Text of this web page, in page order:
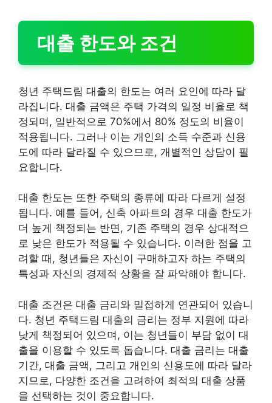
대출 한도와 조건
청년 주택드림 대출의 한도는 여러 요인에 따라 달
라집니다. 대출 금액은 주택 가격의 일정 비율로 책
정되며, 일반적으로 70%에서 80% 정도의 비율이
적용됩니다. 그러나 이는 개인의 소득 수준과 신용
도에 따라 달라질 수 있으므로, 개별적인 상담이 필
요합니다.
대출 한도는 또한 주택의 종류에 따라 다르게 설정
됩니다. 예를 들어, 신축 아파트의 경우 대출 한도가
더 높게 책정되는 반면, 기존 주택의 경우 상대적으
로 낮은 한도가 적용될 수 있습니다. 이러한 점을 고
려할 때, 청년들은 자신이 구매하고자 하는 주택의
특성과 자신의 경제적 상황을 잘 파악해야 합니다.
대출 조건은 대출 금리와 밀접하게 연관되어 있습니
다. 청년 주택드림 대출의 금리는 정부 지원에 따라
낮게 책정되어 있으며, 이는 청년들이 부담 없이 대
출을 이용할 수 있도록 돕습니다. 대출 금리는 대출
기간, 대출 금액, 그리고 개인의 신용도에 따라 달라
지므로, 다양한 조건을 고려하여 최적의 대출 상품
을 선택하는 것이 중요합니다.